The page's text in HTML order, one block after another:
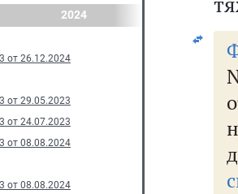
2024
от 26.12.2024
от 29.05.2023
от 24.07.2023
от 08.08.2024
от 08.08.2024